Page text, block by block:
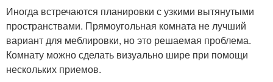
Иногда встречаются планировки с узкими вытянутыми
пространствами. Прямоугольная комната не лучший
вариант для меблировки, но это решаемая проблема.
Комнату можно сделать визуально шире при помощи
нескольких приемов.